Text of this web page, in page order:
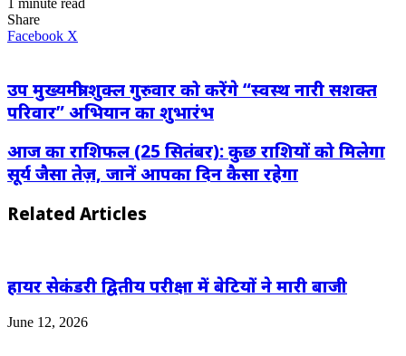
Share
Facebook X
उप मुख्यमंत्री शुक्ल गुरुवार को करेंगे “स्वस्थ नारी सशक्त
परिवार” अभियान का शुभारंभ
आज का राशिफल (25 सितंबर): कुछ राशियों को मिलेगा
सूर्य जैसा तेज़, जानें आपका दिन कैसा रहेगा
Related Articles
हायर सेकंडरी द्वितीय परीक्षा में बेटियों ने मारी बाजी
June 12, 2026